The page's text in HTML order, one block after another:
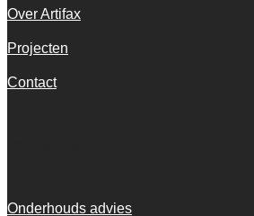
Over Artifax
Projecten
Contact
Onderhouds advies